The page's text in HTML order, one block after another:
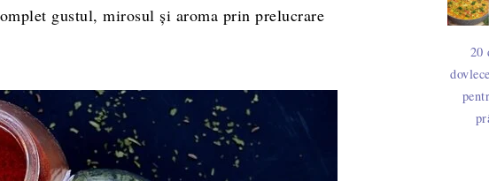
gustul, mirosul şi aroma prin prelucrare
20